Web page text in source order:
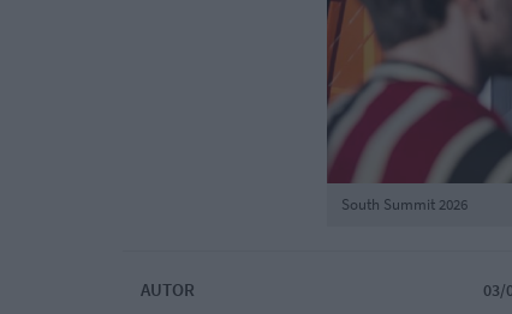
South Summit 2026
AUTOR
03/